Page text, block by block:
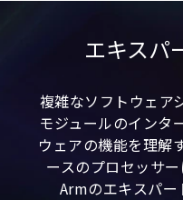
エキスパ
複雑なソフトウェア
モジュールのインタ
ウェアの機能を理解
ースのプロセッサ
Armのエキスパー